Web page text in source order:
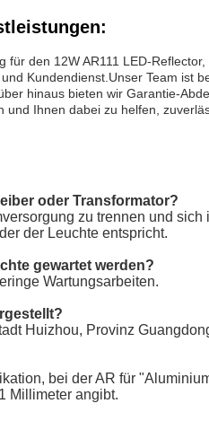
für den 12W AR111 LED-
Kundendienst.Unser Team ist
hinaus bieten wir Garantie-
und Ihnen dabei zu helfen,
oder Transformator?
zu trennen und
der Leuchte entspricht.
gewartet werden?
Wartungsarbeiten.
Huizhou, Provinz
bei der AR für
Millimeter angibt.